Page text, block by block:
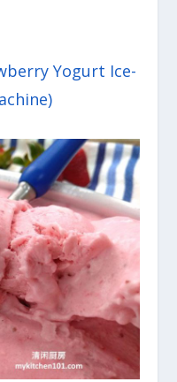
Yogurt Ice-